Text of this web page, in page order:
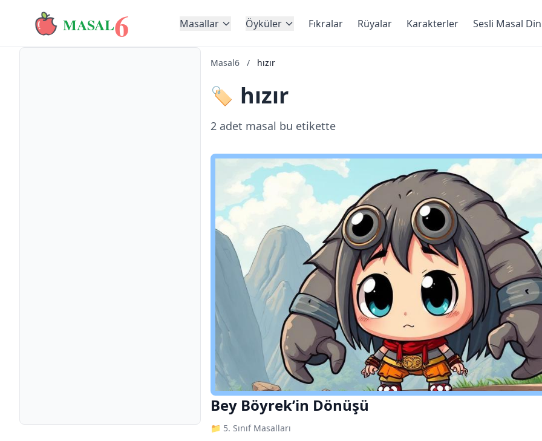
MASAL6 Masallar Öyküler Fıkralar Rüyalar Karakterler Sesli Masal
Masal6 / hızır
🏷️ hızır
2 adet masal bu etikette
Bey Böyrek’in Dönüşü
📁 5. Sınıf Masalları